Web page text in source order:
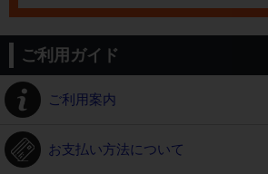
ご利用ガイド
ご利用案内
お支払い方法について